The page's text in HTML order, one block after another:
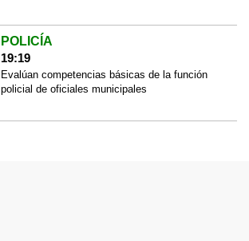
POLICÍA
19:19
Evalúan competencias básicas de la función
policial de oficiales municipales